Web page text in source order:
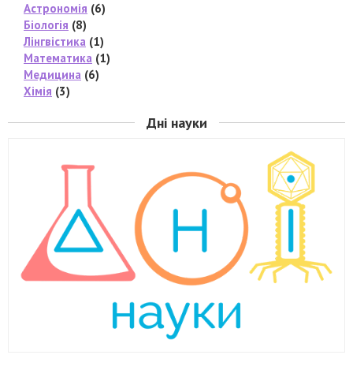
Астрономія (6)
Біологія (8)
Лінгвістика (1)
Математика (1)
Медицина (6)
Хімія (3)
Дні науки